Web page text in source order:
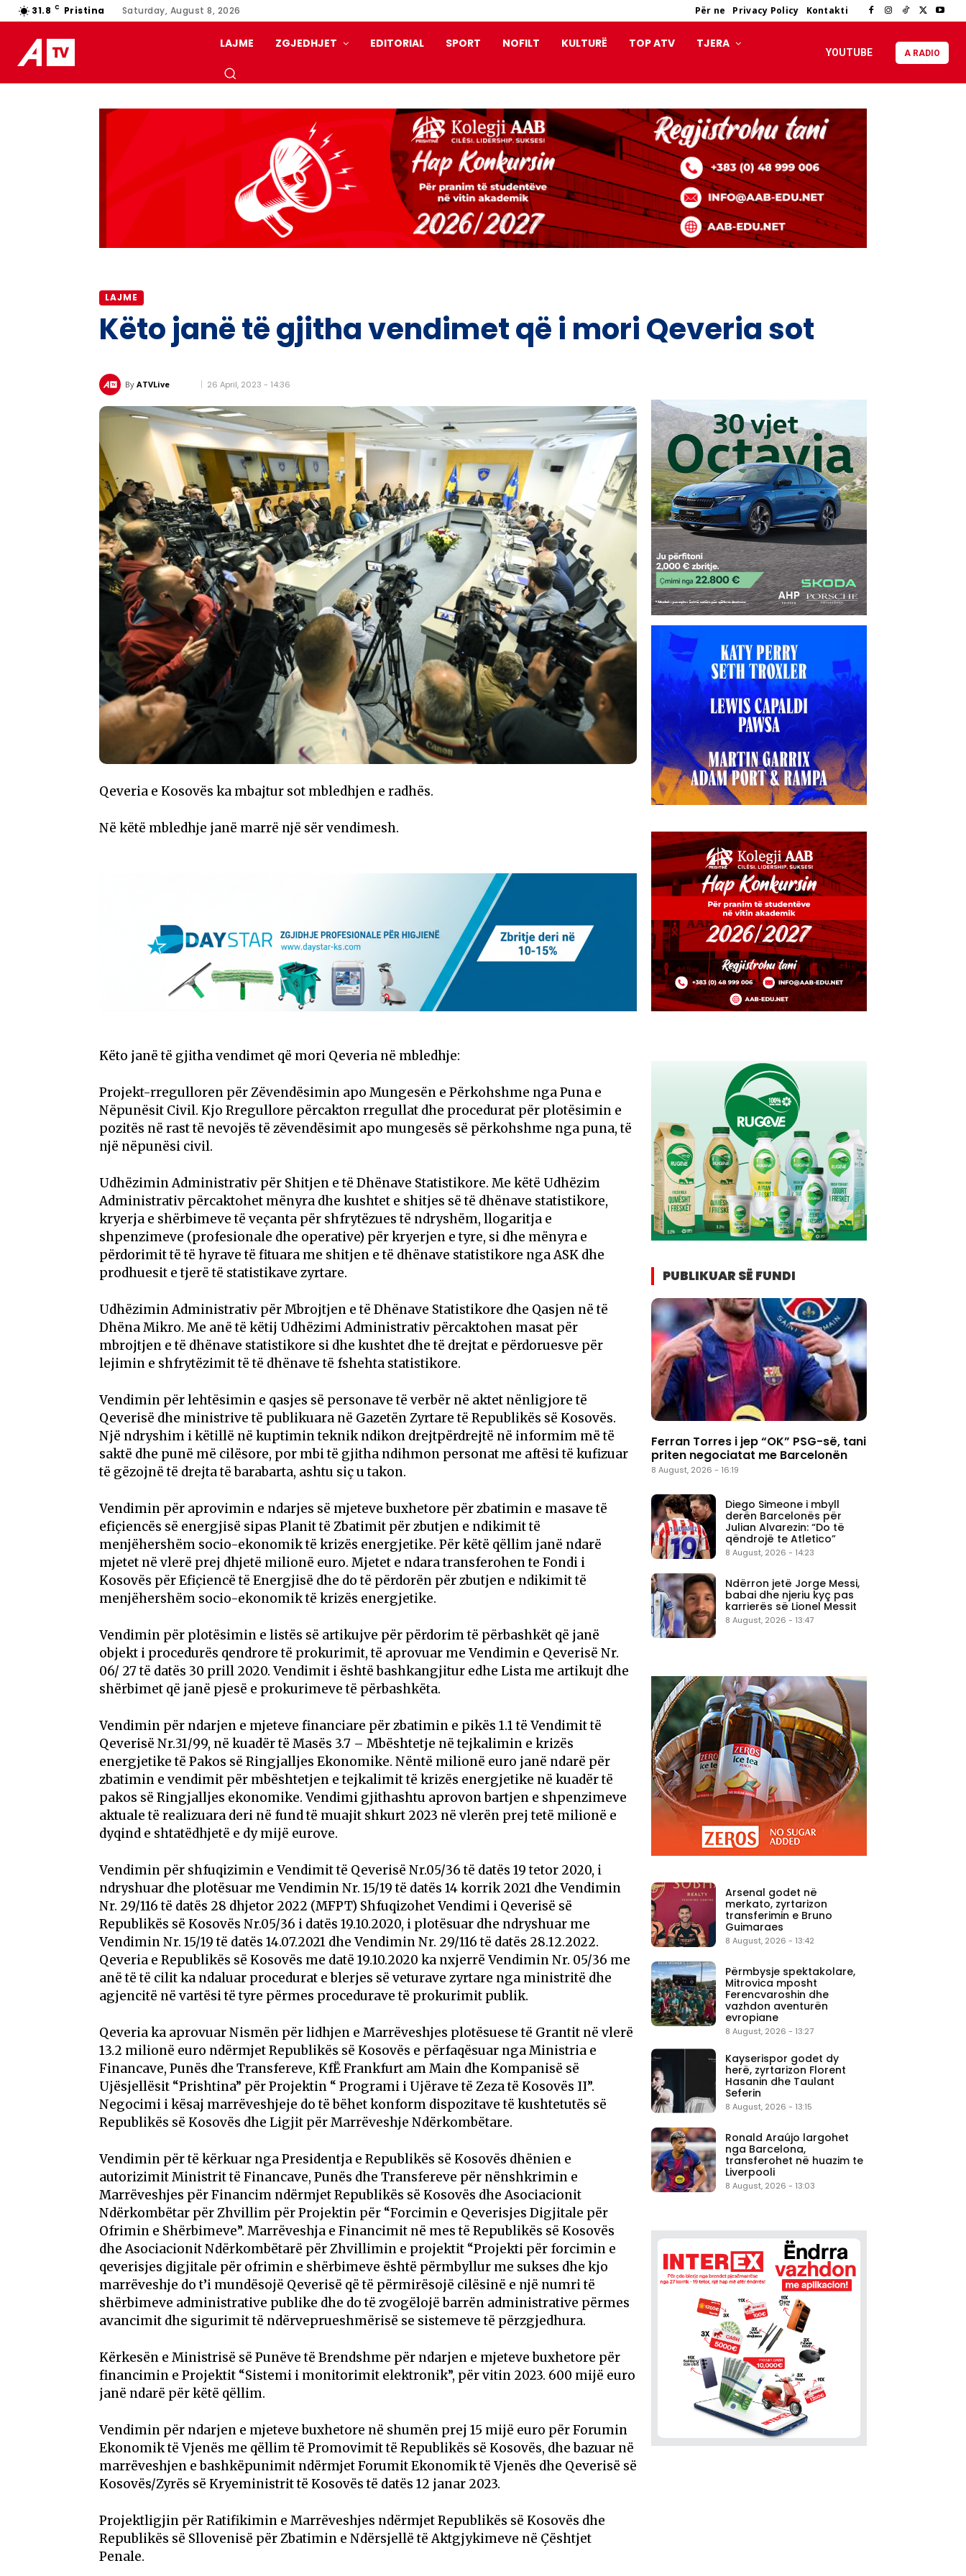
31.8 C Pristina Saturday, August 8, 2026 Për ne Privacy Policy Kontakti
LAJME ZGJEDHJET EDITORIAL SPORT NOFILT KULTURË TOP ATV TJERA
YOUTUBE A RADIO
LAJME
Këto janë të gjitha vendimet që i mori Qeveria sot
By ATVLive 26 April, 2023 - 14:36
Qeveria e Kosovës ka mbajtur sot mbledhjen e radhës.
Në këtë mbledhje janë marrë një sër vendimesh.
Këto janë të gjitha vendimet që mori Qeveria në mbledhje:
Projekt-rregulloren për Zëvendësimin apo Mungesën e Përkohshme nga Puna e
Nëpunësit Civil. Kjo Rregullore përcakton rregullat dhe procedurat për plotësimin e
pozitës në rast të nevojës të zëvendësimit apo mungesës së përkohshme nga puna, të
një nëpunësi civil.
Udhëzimin Administrativ për Shitjen e të Dhënave Statistikore. Me këtë Udhëzim
Administrativ përcaktohet mënyra dhe kushtet e shitjes së të dhënave statistikore,
kryerja e shërbimeve të veçanta për shfrytëzues të ndryshëm, llogaritja e
shpenzimeve (profesionale dhe operative) për kryerjen e tyre, si dhe mënyra e
përdorimit të të hyrave të fituara me shitjen e të dhënave statistikore nga ASK dhe
prodhuesit e tjerë të statistikave zyrtare.
Udhëzimin Administrativ për Mbrojtjen e të Dhënave Statistikore dhe Qasjen në të
Dhëna Mikro. Me anë të këtij Udhëzimi Administrativ përcaktohen masat për
mbrojtjen e të dhënave statistikore si dhe kushtet dhe të drejtat e përdoruesve për
lejimin e shfrytëzimit të të dhënave të fshehta statistikore.
Vendimin për lehtësimin e qasjes së personave të verbër në aktet nënligjore të
Qeverisë dhe ministrive të publikuara në Gazetën Zyrtare të Republikës së Kosovës.
Një ndryshim i këtillë në kuptimin teknik ndikon drejtpërdrejtë në informim më të
saktë dhe punë më cilësore, por mbi të gjitha ndihmon personat me aftësi të kufizuar
të gëzojnë të drejta të barabarta, ashtu siç u takon.
Vendimin për aprovimin e ndarjes së mjeteve buxhetore për zbatimin e masave të
efiçiencës së energjisë sipas Planit të Zbatimit për zbutjen e ndikimit të
menjëhershëm socio-ekonomik të krizës energjetike. Për këtë qëllim janë ndarë
mjetet në vlerë prej dhjetë milionë euro. Mjetet e ndara transferohen te Fondi i
Kosovës për Efiçiencë të Energjisë dhe do të përdorën për zbutjen e ndikimit të
menjëhershëm socio-ekonomik të krizës energjetike.
Vendimin për plotësimin e listës së artikujve për përdorim të përbashkët që janë
objekt i procedurës qendrore të prokurimit, të aprovuar me Vendimin e Qeverisë Nr.
06/ 27 të datës 30 prill 2020. Vendimit i është bashkangjitur edhe Lista me artikujt dhe
shërbimet që janë pjesë e prokurimeve të përbashkëta.
Vendimin për ndarjen e mjeteve financiare për zbatimin e pikës 1.1 të Vendimit të
Qeverisë Nr.31/99, në kuadër të Masës 3.7 – Mbështetje në tejkalimin e krizës
energjetike të Pakos së Ringjalljes Ekonomike. Nëntë milionë euro janë ndarë për
zbatimin e vendimit për mbështetjen e tejkalimit të krizës energjetike në kuadër të
pakos së Ringjalljes ekonomike. Vendimi gjithashtu aprovon bartjen e shpenzimeve
aktuale të realizuara deri në fund të muajit shkurt 2023 në vlerën prej tetë milionë e
dyqind e shtatëdhjetë e dy mijë eurove.
Vendimin për shfuqizimin e Vendimit të Qeverisë Nr.05/36 të datës 19 tetor 2020, i
ndryshuar dhe plotësuar me Vendimin Nr. 15/19 të datës 14 korrik 2021 dhe Vendimin
Nr. 29/116 të datës 28 dhjetor 2022 (MFPT) Shfuqizohet Vendimi i Qeverisë së
Republikës së Kosovës Nr.05/36 i datës 19.10.2020, i plotësuar dhe ndryshuar me
Vendimin Nr. 15/19 të datës 14.07.2021 dhe Vendimin Nr. 29/116 të datës 28.12.2022.
Qeveria e Republikës së Kosovës me datë 19.10.2020 ka nxjerrë Vendimin Nr. 05/36 me
anë të të cilit ka ndaluar procedurat e blerjes së veturave zyrtare nga ministritë dhe
agjencitë në vartësi të tyre përmes procedurave të prokurimit publik.
Qeveria ka aprovuar Nismën për lidhjen e Marrëveshjes plotësuese të Grantit në vlerë
13.2 milionë euro ndërmjet Republikës së Kosovës e përfaqësuar nga Ministria e
Financave, Punës dhe Transfereve, KfË Frankfurt am Main dhe Kompanisë së
Ujësjellësit “Prishtina” për Projektin “ Programi i Ujërave të Zeza të Kosovës II”.
Negocimi i kësaj marrëveshjeje do të bëhet konform dispozitave të kushtetutës së
Republikës së Kosovës dhe Ligjit për Marrëveshje Ndërkombëtare.
Vendimin për të kërkuar nga Presidentja e Republikës së Kosovës dhënien e
autorizimit Ministrit të Financave, Punës dhe Transfereve për nënshkrimin e
Marrëveshjes për Financim ndërmjet Republikës së Kosovës dhe Asociacionit
Ndërkombëtar për Zhvillim për Projektin për “Forcimin e Qeverisjes Digjitale për
Ofrimin e Shërbimeve”. Marrëveshja e Financimit në mes të Republikës së Kosovës
dhe Asociacionit Ndërkombëtarë për Zhvillimin e projektit “Projekti për forcimin e
qeverisjes digjitale për ofrimin e shërbimeve është përmbyllur me sukses dhe kjo
marrëveshje do t’i mundësojë Qeverisë që të përmirësojë cilësinë e një numri të
shërbimeve administrative publike dhe do të zvogëlojë barrën administrative përmes
avancimit dhe sigurimit të ndërveprueshmërisë se sistemeve të përzgjedhura.
Kërkesën e Ministrisë së Punëve të Brendshme për ndarjen e mjeteve buxhetore për
financimin e Projektit “Sistemi i monitorimit elektronik”, për vitin 2023. 600 mijë euro
janë ndarë për këtë qëllim.
Vendimin për ndarjen e mjeteve buxhetore në shumën prej 15 mijë euro për Forumin
Ekonomik të Vjenës me qëllim të Promovimit të Republikës së Kosovës, dhe bazuar në
marrëveshjen e bashkëpunimit ndërmjet Forumit Ekonomik të Vjenës dhe Qeverisë së
Kosovës/Zyrës së Kryeministrit të Kosovës të datës 12 janar 2023.
Projektligjin për Ratifikimin e Marrëveshjes ndërmjet Republikës së Kosovës dhe
Republikës së Sllovenisë për Zbatimin e Ndërsjellë të Aktgjykimeve në Çështjet
Penale.
PUBLIKUAR SË FUNDI
Ferran Torres i jep “OK” PSG-së, tani
priten negociatat me Barcelonën
8 August, 2026 - 16:19
Diego Simeone i mbyll
derën Barcelonës për
Julian Alvarezin: “Do të
qëndrojë te Atletico”
8 August, 2026 - 14:23
Ndërron jetë Jorge Messi,
babai dhe njeriu kyç pas
karrierës së Lionel Messit
8 August, 2026 - 13:47
Arsenal godet në
merkato, zyrtarizon
transferimin e Bruno
Guimaraes
8 August, 2026 - 13:42
Përmbysje spektakolare,
Mitrovica mposht
Ferencvaroshin dhe
vazhdon aventurën
evropiane
8 August, 2026 - 13:27
Kayserispor godet dy
herë, zyrtarizon Florent
Hasanin dhe Taulant
Seferin
8 August, 2026 - 13:15
Ronald Araújo largohet
nga Barcelona,
transferohet në huazim te
Liverpooli
8 August, 2026 - 13:03